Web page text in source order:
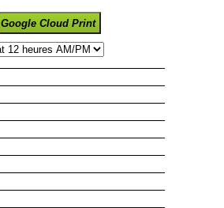
Google Cloud Print